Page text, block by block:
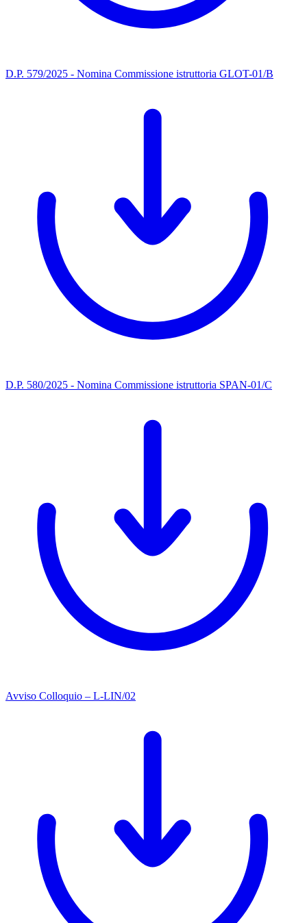
D.P. 579/2025 - Nomina Commissione istruttoria GLOT-01/B
D.P. 580/2025 - Nomina Commissione istruttoria SPAN-01/C
Avviso Colloquio – L-LIN/02